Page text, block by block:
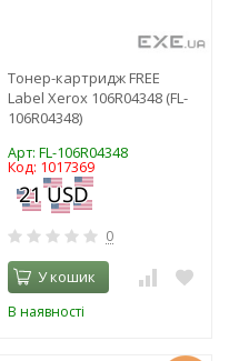
Тонер-картридж FREE
Label Xerox 106R04348 (FL-
106R04348)
Арт: FL-106R04348
Код: 1017369
0
У кошик
В наявності